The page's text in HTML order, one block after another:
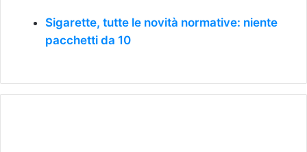
Sigarette, tutte le novità normative: niente
pacchetti da 10